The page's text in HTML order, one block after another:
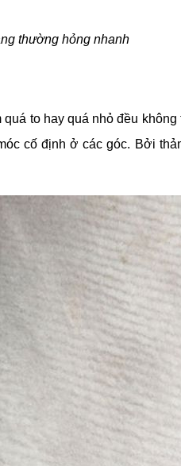
thường hỏng nhanh
to hay quá nhỏ đều
cố định ở các góc. Bởi